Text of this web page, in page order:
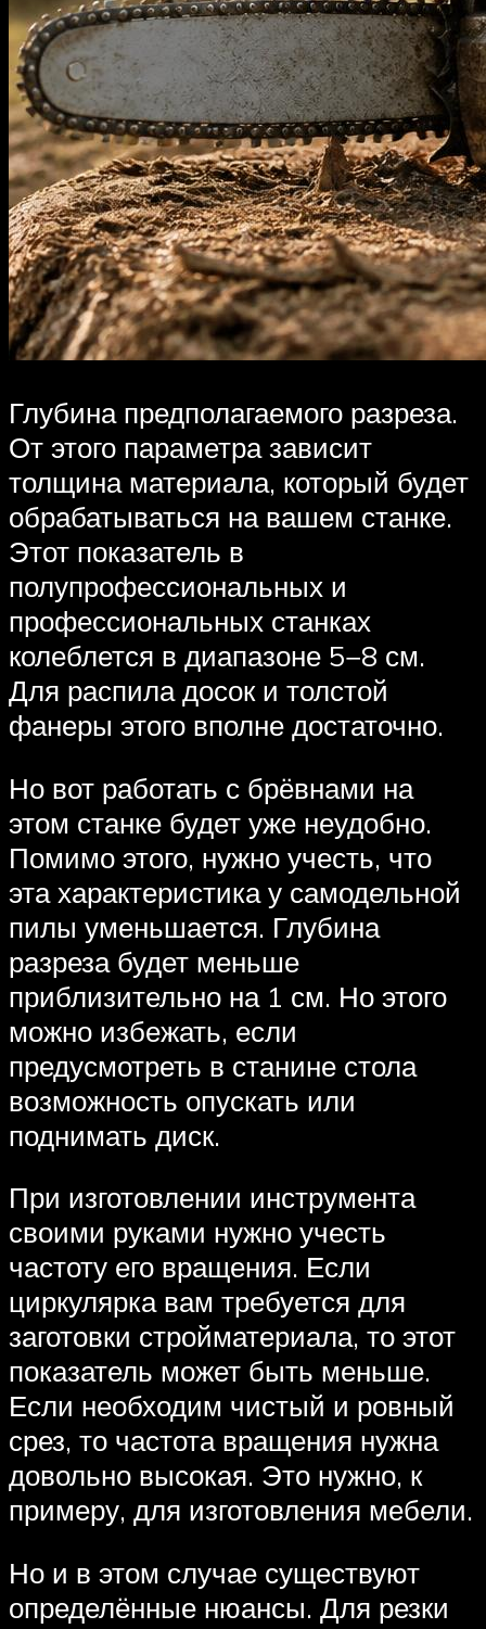
Глубина предполагаемого разреза.
От этого параметра зависит
толщина материала, который будет
обрабатываться на вашем станке.
Этот показатель в
полупрофессиональных и
профессиональных станках
колеблется в диапазоне 5−8 см.
Для распила досок и толстой
фанеры этого вполне достаточно.
Но вот работать с брёвнами на
этом станке будет уже неудобно.
Помимо этого, нужно учесть, что
эта характеристика у самодельной
пилы уменьшается. Глубина
разреза будет меньше
приблизительно на 1 см. Но этого
можно избежать, если
предусмотреть в станине стола
возможность опускать или
поднимать диск.
При изготовлении инструмента
своими руками нужно учесть
частоту его вращения. Если
циркулярка вам требуется для
заготовки стройматериала, то этот
показатель может быть меньше.
Если необходим чистый и ровный
срез, то частота вращения нужна
довольно высокая. Это нужно, к
примеру, для изготовления мебели.
Но и в этом случае существуют
определённые нюансы. Для резки